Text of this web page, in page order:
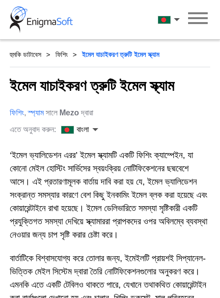
Skip
content
বাংলা
হুমকি ডাটাবেস ফিশিং ইমেল যাচাইকরণ ত্রুটি ইমেল স্ক্যাম
ইমেল যাচাইকরণ ত্রুটি ইমেল স্ক্যাম
ফিশিং,স্প্যামসালে Mezo দ্বারা
এতে অনুবাদ করুন:
বাংলা
‘ইমেল ভ্যালিডেশন এরর’ ইমেল স্ক্যামটি একটি ফিশিং ক্যাম্পেইন, যা
কোনো মেইল হোস্টিং সার্ভিসের স্বয়ংক্রিয় নোটিফিকেশনের ছদ্মবেশে
আসে। এই প্রতারণামূলক বার্তায় দাবি করা হয় যে, ইমেল ভ্যালিডেশন
সংক্রান্ত সমস্যার কারণে বেশ কিছু ইনকামিং ইমেল ব্লক করা হয়েছে এবং
কোয়ারেন্টাইনে রাখা হয়েছে। ইমেল ডেলিভারিতে সমস্যা সৃষ্টিকারী একটি
প্রযুক্তিগত সমস্যা দেখিয়ে স্ক্যামাররা প্রাপকদের ওপর অবিলম্বে ব্যবস্থা
নেওয়ার জন্য চাপ সৃষ্টি করার চেষ্টা করে।
বার্তাটিকে বিশ্বাসযোগ্য করে তোলার জন্য, ইমেইলটি প্রায়শই সিপ্যানেল-
ভিত্তিক মেইল সিস্টেম দ্বারা তৈরি নোটিফিকেশনগুলোর অনুকরণ করে।
এমনকি এতে একটি টেবিলও থাকতে পারে, যেখানে তথাকথিত কোয়ারেন্টাইন